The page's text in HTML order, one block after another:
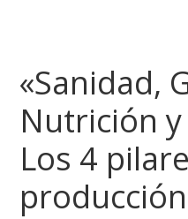
«Sanidad,
Nutrición
Los 4